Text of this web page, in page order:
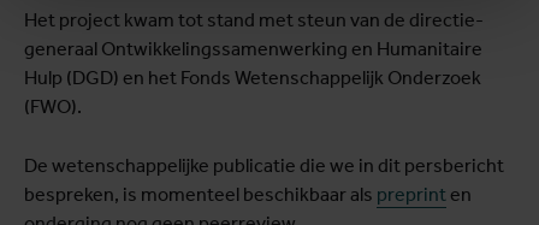
Het project kwam tot stand met steun van de directie-
generaal Ontwikkelingssamenwerking en Humanitaire
Hulp (DGD) en het Fonds Wetenschappelijk Onderzoek
(FWO).
De wetenschappelijke publicatie die we in dit persbericht
bespreken, is momenteel beschikbaar als preprint en